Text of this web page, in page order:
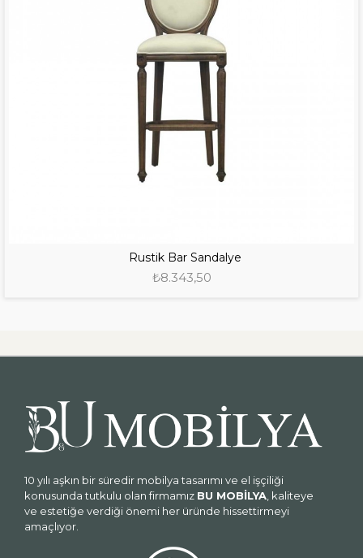
Rustik Bar Sandalye
₺8.343,50
10 yılı aşkın bir süredir mobilya tasarımı ve el işçiliği
konusunda tutkulu olan firmamız BU MOBİLYA , kaliteye
ve estetiğe verdiği önemi her üründe hissettirmeyi
amaçlıyor.